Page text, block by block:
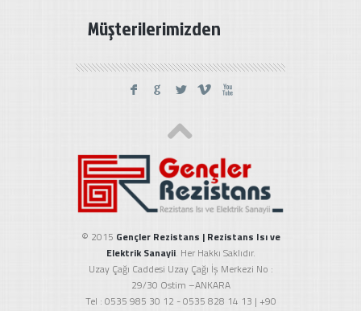
Müşterilerimizden
F G L V X
© 2015 Gençler Rezistans | Rezistans Isı ve
Elektrik Sanayii. Her Hakkı Saklıdır.
Uzay Çağı Caddesi Uzay Çağı İş Merkezi No :
29/30 Ostim –ANKARA
Tel : 0535 985 30 12 - 0535 828 14 13 | +90